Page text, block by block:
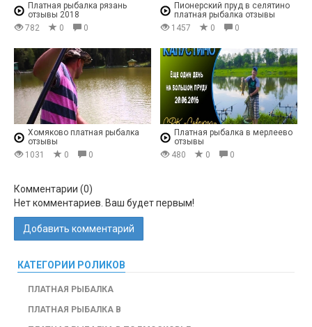
Платная рыбалка рязань
отзывы 2018
782
0 0
Пионерский пруд в селятино
платная рыбалка отзывы
1457
0 0
Хомяково платная рыбалка
отзывы
1031
0 0
Платная рыбалка в мерлеево
отзывы
480
0 0
Комментарии (0)
Нет комментариев. Ваш будет первым!
Добавить комментарий
КАТЕГОРИИ РОЛИКОВ
ПЛАТНАЯ РЫБАЛКА
ПЛАТНАЯ РЫБАЛКА В